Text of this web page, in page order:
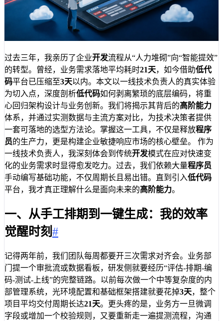
过去三年，我亲历了企业开发流程从“人力堆砌”向“智能提效”
的转型。曾经，业务需求落地平均耗时21天，如今借助低代
码平台已压缩至3天以内。本文以一线技术负责人的真实体验
为切入点，深度剖析低代码如何剥离繁琐的底层编码，将重
心回归架构设计与业务创新。我们将揭示其背后的高阶能力
体系，并通过实测数据与主流方案对比，为技术决策者提供
一套可落地的选型方法论。掌握这一工具，不仅是释放程序
员的生产力，更是构建企业敏捷响应市场的核心壁垒。 作为
一线技术负责人，我深刻体会到传统开发模式在应对快速变
化的业务需求时显得愈发吃力。过去，我们依赖大量程序员
手动编写基础功能，不仅周期长且易出错。直到引入低代码
平台，我才真正理解什么是面向未来的高阶能力。
一、从手工排期到一键生成：我的效率
觉醒时刻#
记得两年前，我们团队每周都要开三次需求对齐会。业务部
门提一个审批流或数据看板，研发侧就要经历“评估-排期-编
码-测试-上线”的完整链路。以前每次做一个中等复杂度的内
部管理系统，光环境配置和基础框架搭建就要花掉3天，整个
项目平均交付周期长达21天。更头疼的是，业务方一旦微调
字段或增加一个校验规则，又要重新走一遍提测流程，沟通